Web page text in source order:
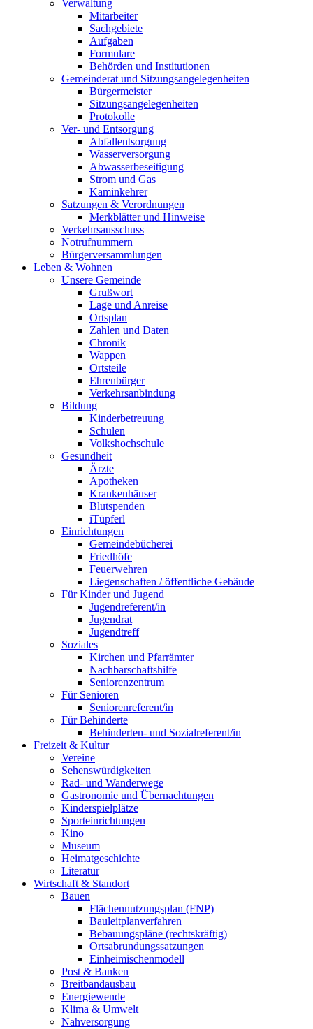
Verwaltung
Mitarbeiter
Sachgebiete
Aufgaben
Formulare
Behörden und Institutionen
Gemeinderat und Sitzungsangelegenheiten
Bürgermeister
Sitzungsangelegenheiten
Protokolle
Ver- und Entsorgung
Abfallentsorgung
Wasserversorgung
Abwasserbeseitigung
Strom und Gas
Kaminkehrer
Satzungen & Verordnungen
Merkblätter und Hinweise
Verkehrsausschuss
Notrufnummern
Bürgerversammlungen
Leben & Wohnen
Unsere Gemeinde
Grußwort
Lage und Anreise
Ortsplan
Zahlen und Daten
Chronik
Wappen
Ortsteile
Ehrenbürger
Verkehrsanbindung
Bildung
Kinderbetreuung
Schulen
Volkshochschule
Gesundheit
Ärzte
Apotheken
Krankenhäuser
Blutspenden
iTüpferl
Einrichtungen
Gemeindebücherei
Friedhöfe
Feuerwehren
Liegenschaften / öffentliche Gebäude
Für Kinder und Jugend
Jugendreferent/in
Jugendrat
Jugendtreff
Soziales
Kirchen und Pfarrämter
Nachbarschaftshilfe
Seniorenzentrum
Für Senioren
Seniorenreferent/in
Für Behinderte
Behinderten- und Sozialreferent/in
Freizeit & Kultur
Vereine
Sehenswürdigkeiten
Rad- und Wanderwege
Gastronomie und Übernachtungen
Kinderspielplätze
Sporteinrichtungen
Kino
Museum
Heimatgeschichte
Literatur
Wirtschaft & Standort
Bauen
Flächennutzungsplan (FNP)
Bauleitplanverfahren
Bebauungspläne (rechtskräftig)
Ortsabrundungssatzungen
Einheimischenmodell
Post & Banken
Breitbandausbau
Energiewende
Klima & Umwelt
Nahversorgung